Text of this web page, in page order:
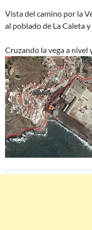
Vista del camino por la
al poblado de La Caleta
Cruzando la vega a nivel